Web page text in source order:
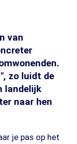
van
zo luidt de
landelijk
naar hen
je pas op het